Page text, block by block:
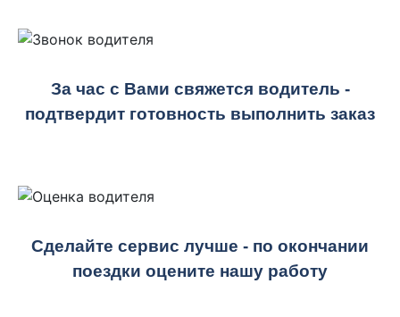
За час с Вами свяжется водитель -
подтвердит готовность выполнить заказ
Сделайте сервис лучше - по окончании
поездки оцените нашу работу